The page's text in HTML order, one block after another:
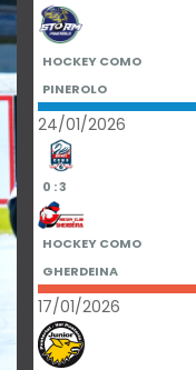
HOCKEY COMO
PINEROLO
24/01/2026
0 : 3
HOCKEY COMO
GHERDEINA
17/01/2026